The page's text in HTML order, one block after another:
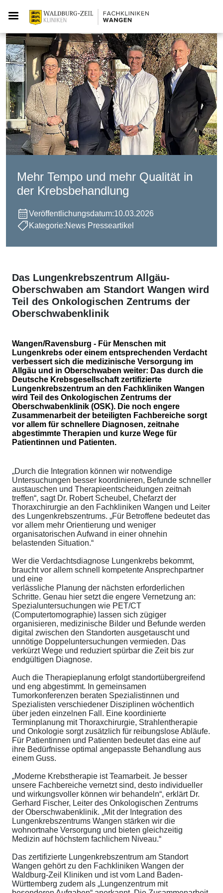
Mehr Tempo und mehr Qualität in
der Krebsbehandlung
Veröffentlichungsdatum:10.03.2026
Kategorie:News Presseartikel
Das Lungenkrebszentrum Allgäu-
Oberschwaben am Standort Wangen wird
Teil des Onkologischen Zentrums der
Oberschwabenklinik
Wangen/Ravensburg - Für Menschen mit
Lungenkrebs oder einem entsprechenden Verdacht
verbessert sich die medizinische Versorgung im
Allgäu und in Oberschwaben weiter: Das durch die
Deutsche Krebsgesellschaft zertifizierte
Lungenkrebszentrum an den Fachkliniken Wangen
wird Teil des Onkologischen Zentrums der
Oberschwabenklinik (OSK). Die noch engere
Zusammenarbeit der beteiligten Fachbereiche sorgt
vor allem für schnellere Diagnosen, zeitnahe
abgestimmte Therapien und kurze Wege für
Patientinnen und Patienten.
„Durch die Integration können wir notwendige
Untersuchungen besser koordinieren, Befunde schneller
austauschen und Therapieentscheidungen zeitnah
treffen“, sagt Dr. Robert Scheubel, Chefarzt der
Thoraxchirurgie an den Fachkliniken Wangen und Leiter
des Lungenkrebszentrums. „Für Betroffene bedeutet das
vor allem mehr Orientierung und weniger
organisatorischen Aufwand in einer ohnehin
belastenden Situation.“
Wer die Verdachtsdiagnose Lungenkrebs bekommt,
braucht vor allem schnell kompetente Ansprechpartner
und eine
verlässliche Planung der nächsten erforderlichen
Schritte. Genau hier setzt die engere Vernetzung an:
Spezialuntersuchungen wie PET/CT
(Computertomographie) lassen sich zügiger
organisieren, medizinische Bilder und Befunde werden
digital zwischen den Standorten ausgetauscht und
unnötige Doppeluntersuchungen vermieden. Das
verkürzt Wege und reduziert spürbar die Zeit bis zur
endgültigen Diagnose.
Auch die Therapieplanung erfolgt standortübergreifend
und eng abgestimmt. In gemeinsamen
Tumorkonferenzen beraten Spezialistinnen und
Spezialisten verschiedener Disziplinen wöchentlich
über jeden einzelnen Fall. Eine koordinierte
Terminplanung mit Thoraxchirurgie, Strahlentherapie
und Onkologie sorgt zusätzlich für reibungslose Abläufe.
Für Patientinnen und Patienten bedeutet das eine auf
ihre Bedürfnisse optimal angepasste Behandlung aus
einem Guss.
„Moderne Krebstherapie ist Teamarbeit. Je besser
unsere Fachbereiche vernetzt sind, desto individueller
und wirkungsvoller können wir behandeln“, erklärt Dr.
Gerhard Fischer, Leiter des Onkologischen Zentrums
der Oberschwabenklinik. „Mit der Integration des
Lungenkrebszentrums Wangen stärken wir die
wohnortnahe Versorgung und bieten gleichzeitig
Medizin auf höchstem fachlichem Niveau.“
Das zertifizierte Lungenkrebszentrum am Standort
Wangen gehört zu den Fachkliniken Wangen der
Waldburg-Zeil Kliniken und ist vom Land Baden-
Württemberg zudem als „Lungenzentrum mit